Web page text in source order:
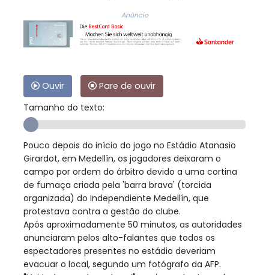
Anúncio
Ouvir
Pare de ouvir
Tamanho do texto:
Pouco depois do início do jogo no Estádio Atanasio
Girardot, em Medellín, os jogadores deixaram o
campo por ordem do árbitro devido a uma cortina
de fumaça criada pela 'barra brava' (torcida
organizada) do Independiente Medellín, que
protestava contra a gestão do clube.
Após aproximadamente 50 minutos, as autoridades
anunciaram pelos alto-falantes que todos os
espectadores presentes no estádio deveriam
evacuar o local, segundo um fotógrafo da AFP.